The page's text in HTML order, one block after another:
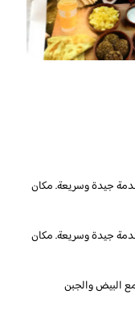
جيدة وسريعة. مكان
جيدة وسريعة. مكان
البيض والجبن